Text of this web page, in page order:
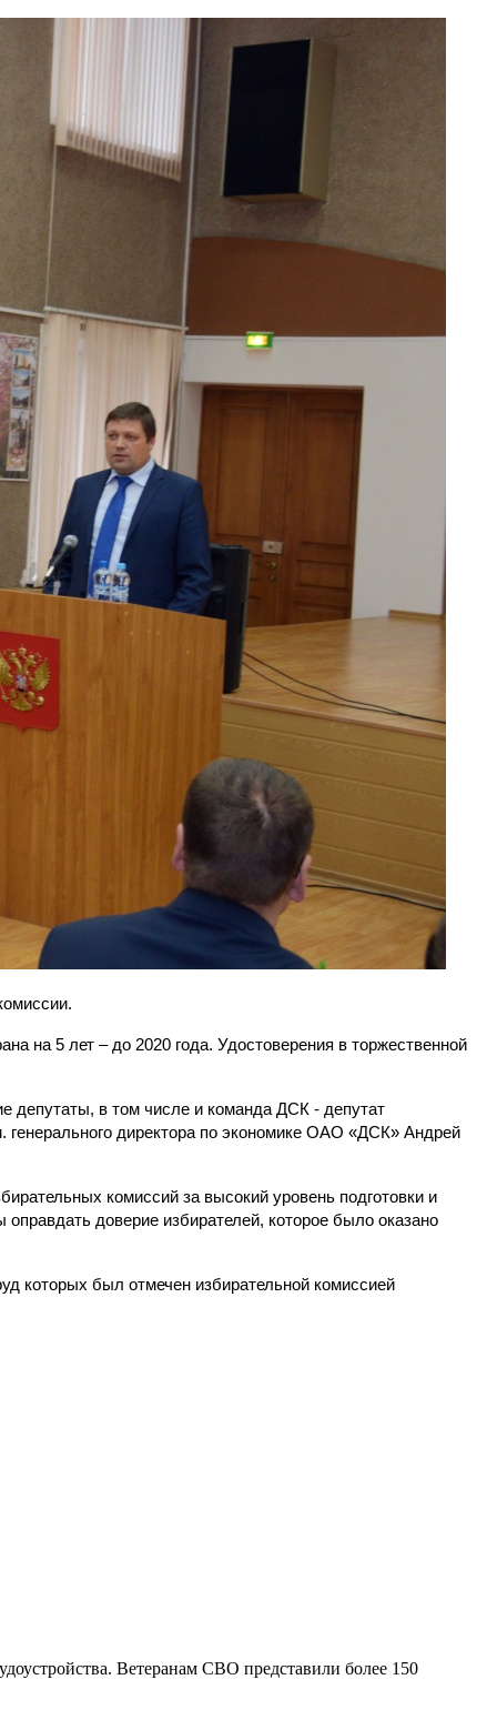
на 5 лет – до 2020 года. Удостоверения в торжественной
депутаты, в том числе и команда ДСК - депутат
директора по экономике ОАО «ДСК» Андрей
комиссий за высокий уровень подготовки и
доверие избирателей, которое было оказано
которых был отмечен избирательной комиссией
Ветеранам СВО представили более 150